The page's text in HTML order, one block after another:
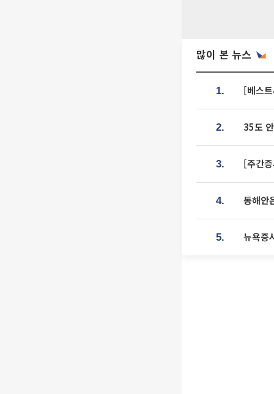
많이 본 뉴스
1. [베스
2. 35도
3. [주간
4. 동해안
5. 뉴욕증